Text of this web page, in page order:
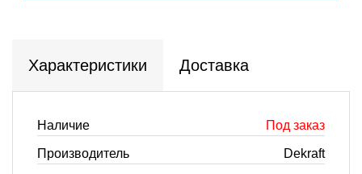
Характеристики Доставка
Наличие Под заказ
Производитель Dekraft